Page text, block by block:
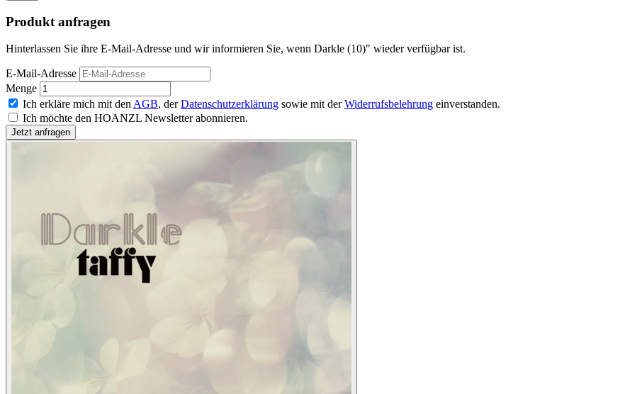
Produkt anfragen
Hinterlassen Sie ihre E-Mail-Adresse und wir informieren Sie, wenn Darkle (10)" wieder verfügbar ist.
E-Mail-Adresse
Menge
Ich erkläre mich mit den AGB, derDatenschutzerklärung sowie mit derWiderrufsbelehrung einverstanden.
Ich möchte den HOANZL Newsletter abonnieren.